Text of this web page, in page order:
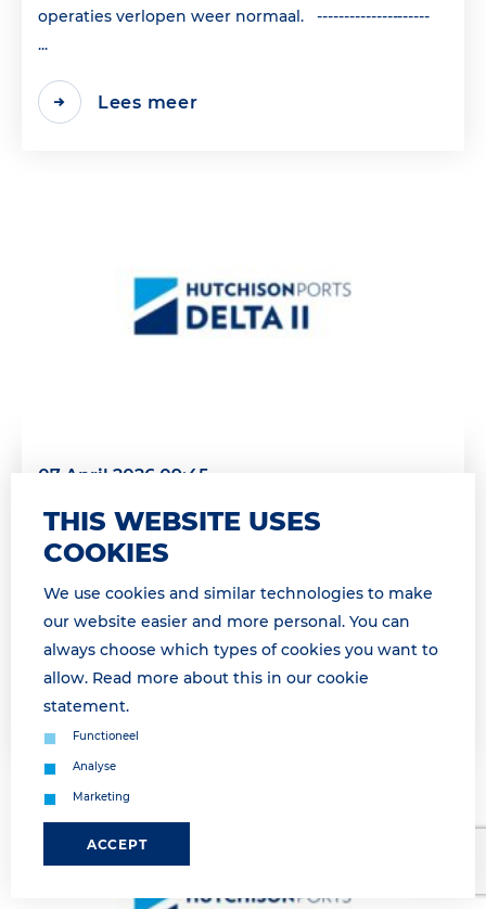
operaties verlopen weer normaal. ---------------------
...
Lees meer
07 April 2026 09:45
PRE-GATE PROCEDURE AS FROM 9H15
* For English see below * Geachte relatie,
Momenteel maken wij gebruik van de pre-gate
procedure. Wij informeren u zodra de pre-gate
procedure is opgeheven. &...
Lees meer
THIS WEBSITE USES
COOKIES
We use cookies and similar technologies to make
our website easier and more personal. You can
always choose which types of cookies you want to
allow. Read more about this in our cookie
statement.
Functioneel
Analyse
Marketing
ACCEPT